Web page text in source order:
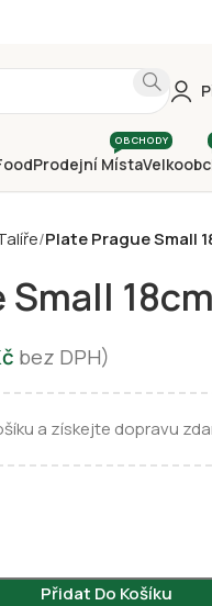
Prodejní Místa
OBCHODY
Plate Prague Small
bez DPH)
a získejte dopravu
Přidat Do Košíku